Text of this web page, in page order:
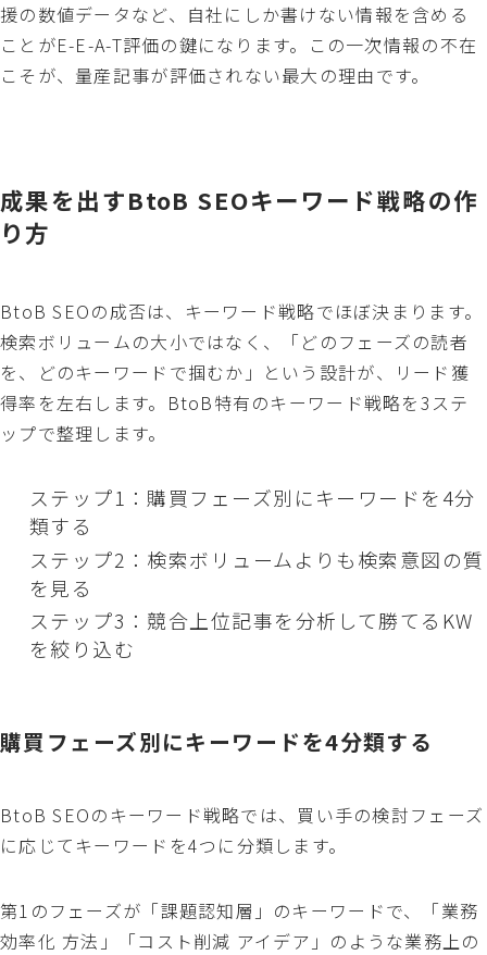
援の数値データなど、自社にしか書けない情報を含める
ことがE-E-A-T評価の鍵になります。この一次情報の不在
こそが、量産記事が評価されない最大の理由です。
成果を出すBtoB SEOキーワード戦略の作
り方
BtoB SEOの成否は、キーワード戦略でほぼ決まります。
検索ボリュームの大小ではなく、「どのフェーズの読者
を、どのキーワードで掴むか」という設計が、リード獲
得率を左右します。BtoB特有のキーワード戦略を3ステ
ップで整理します。
ステップ1：購買フェーズ別にキーワードを4分
類する
ステップ2：検索ボリュームよりも検索意図の質
を見る
ステップ3：競合上位記事を分析して勝てるKW
を絞り込む
購買フェーズ別にキーワードを4分類する
BtoB SEOのキーワード戦略では、買い手の検討フェーズ
に応じてキーワードを4つに分類します。
第1のフェーズが「課題認知層」のキーワードで、「業務
効率化 方法」「コスト削減 アイデア」のような業務上の